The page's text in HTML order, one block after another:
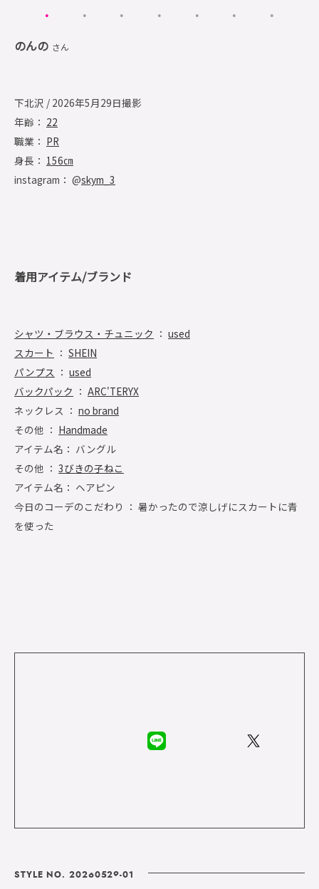
のんの さん
下北沢 / 2026年5月29日撮影
年齢： 22
職業： PR
身長： 156㎝
instagram： @skym_3
着用アイテム/ブランド
シャツ・ブラウス・チュニック ： used
スカート ： SHEIN
パンプス ： used
バックパック ： ARC'TERYX
ネックレス ： no brand
その他 ： Handmade
アイテム名： バングル
その他 ： 3びきの子ねこ
アイテム名： ヘアピン
今日のコーデのこだわり ： 暑かったので涼しげにスカートに青
を使った
STYLE NO. 20260529-01